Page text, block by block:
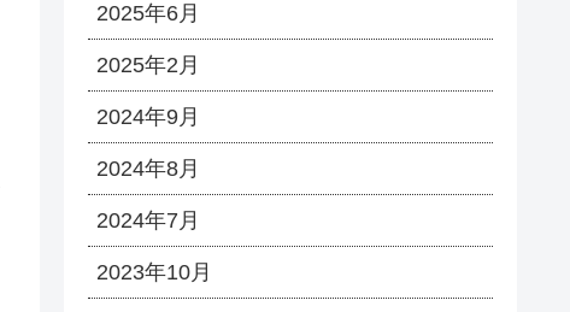
2025年6月
2025年2月
2024年9月
2024年8月
2024年7月
2023年10月